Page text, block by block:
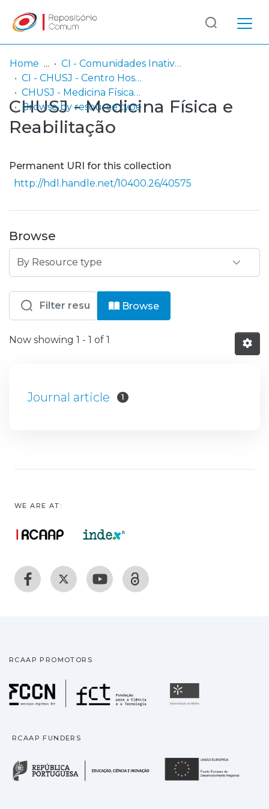
Communities
& Collections
Browse repository
Entities
Log
In
(current)
Home
CI - Comunidades Inativas
CI - CHUSJ - Centro Hospitalar Universitário de São João, EPE
CHUSJ - Medicina Física e Reabilitação
Browse by resource type
CHUSJ - Medicina Física e
Reabilitação
Permanent URI for this collection
http://hdl.handle.net/10400.26/40575
Browse
Browsing CHUSJ - Medicina Física
Browse
Now showing 1 - 1 of 1
Journal article 1
WE ARE AT:
RCAAP PROMOTORS
Fundação para a
RCAAP FUNDERS
República Portuguesa